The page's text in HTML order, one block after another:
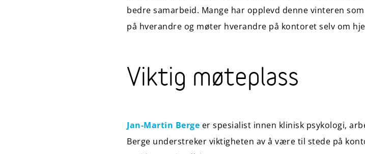
bedre samarbeid. Mange har opplevd denne vinteren
på hverandre og møter hverandre på kontoret selv om
Viktig møteplass
Jan-Martin Berge er spesialist innen klinisk psykologi,
Berge understreker viktigheten av å være til stede på